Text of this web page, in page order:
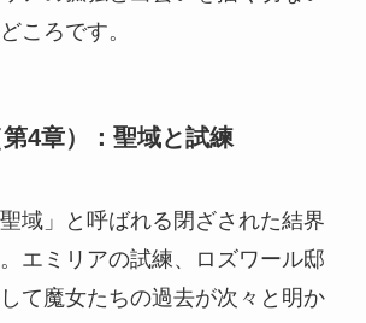
ころです。
4章）：聖域と試練
域」と呼ばれる閉ざされた結界
エミリアの試練、ロズワール邸
て魔女たちの過去が次々と明か